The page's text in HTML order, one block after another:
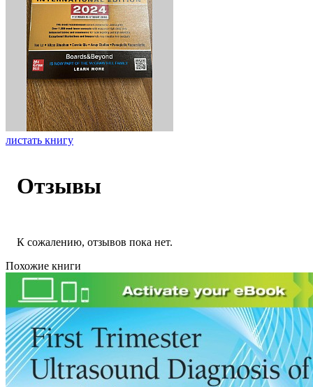
листать книгу
Отзывы
К сожалению, отзывов пока нет.
Похожие книги